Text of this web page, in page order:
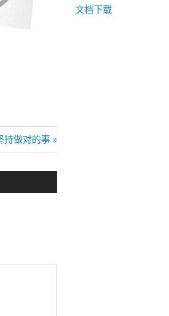
持做对的事
文档下载